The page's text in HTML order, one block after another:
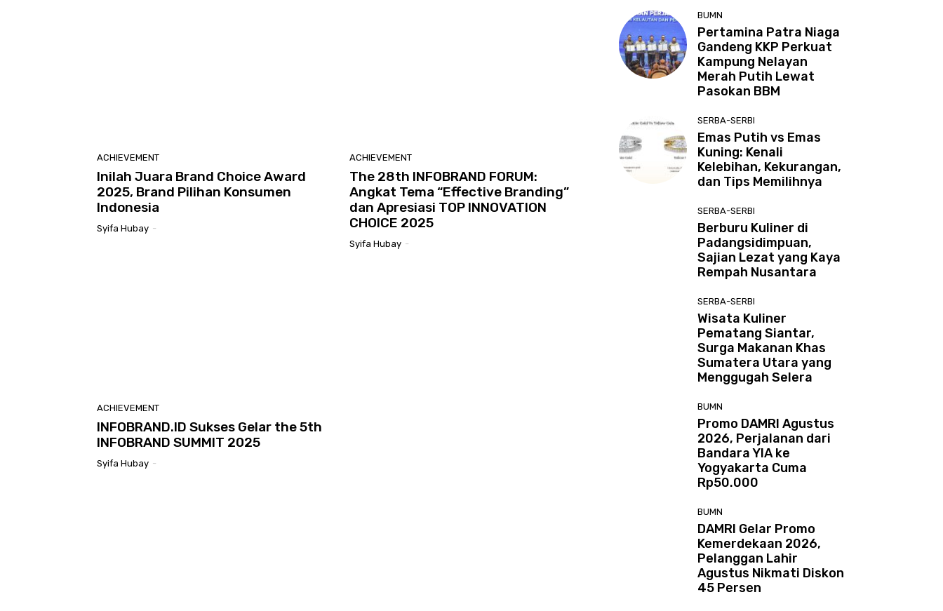
ACHIEVEMENT
Inilah Juara Brand Choice Award
2025, Brand Pilihan Konsumen
Indonesia
Syifa Hubay -
ACHIEVEMENT
The 28th INFOBRAND FORUM:
Angkat Tema “Effective Branding”
dan Apresiasi TOP INNOVATION
CHOICE 2025
Syifa Hubay -
ACHIEVEMENT
INFOBRAND.ID Sukses Gelar the 5th
INFOBRAND SUMMIT 2025
Syifa Hubay -
BUMN
Pertamina Patra Niaga
Gandeng KKP Perkuat
Kampung Nelayan
Merah Putih Lewat
Pasokan BBM
SERBA-SERBI
Emas Putih vs Emas
Kuning: Kenali
Kelebihan, Kekurangan,
dan Tips Memilihnya
SERBA-SERBI
Berburu Kuliner di
Padangsidimpuan,
Sajian Lezat yang Kaya
Rempah Nusantara
SERBA-SERBI
Wisata Kuliner
Pematang Siantar,
Surga Makanan Khas
Sumatera Utara yang
Menggugah Selera
BUMN
Promo DAMRI Agustus
2026, Perjalanan dari
Bandara YIA ke
Yogyakarta Cuma
Rp50.000
BUMN
DAMRI Gelar Promo
Kemerdekaan 2026,
Pelanggan Lahir
Agustus Nikmati Diskon
45 Persen